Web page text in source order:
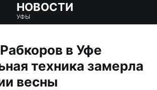
НОВОСТИ
УФЫ
в Уфе
техника замерла
весны